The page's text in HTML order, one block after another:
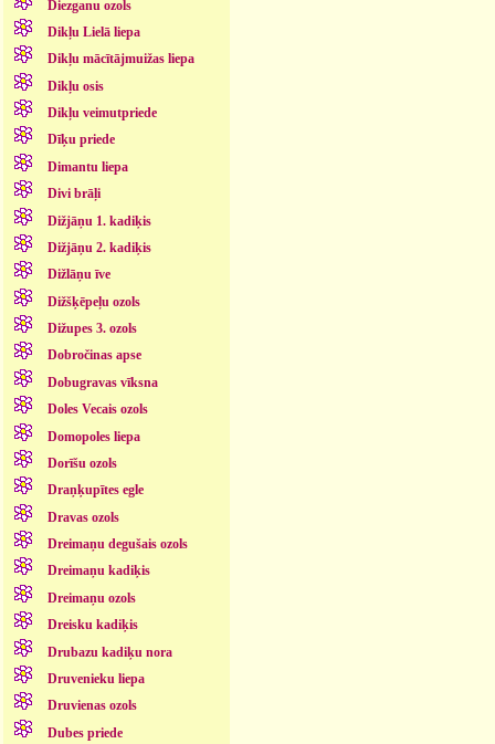
Diezganu ozols
Dikļu Lielā liepa
Dikļu mācītājmuižas liepa
Dikļu osis
Dikļu veimutpriede
Dīķu priede
Dimantu liepa
Divi brāļi
Dižjāņu 1. kadiķis
Dižjāņu 2. kadiķis
Dižlāņu īve
Dižšķēpeļu ozols
Dižupes 3. ozols
Dobročinas apse
Dobugravas vīksna
Doles Vecais ozols
Domopoles liepa
Dorīšu ozols
Draņķupītes egle
Dravas ozols
Dreimaņu degušais ozols
Dreimaņu kadiķis
Dreimaņu ozols
Dreisku kadiķis
Drubazu kadiķu nora
Druvenieku liepa
Druvienas ozols
Dubes priede